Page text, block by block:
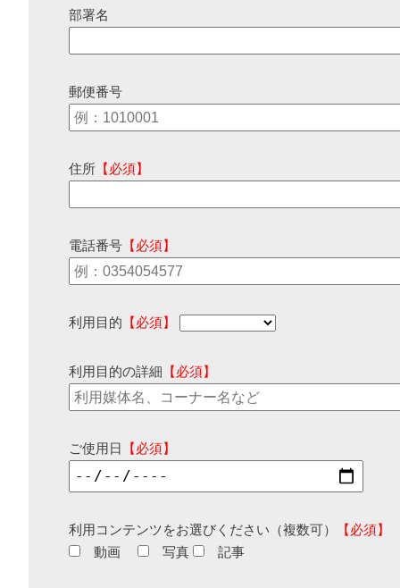
部署名
郵便番号
住所 【必須】
電話番号 【必須】
利用目的 【必須】
利用目的の詳細 【必須】
ご使用日 【必須】
利用コンテンツをお選びください（複数可）
【必須】
動画
写真 記事